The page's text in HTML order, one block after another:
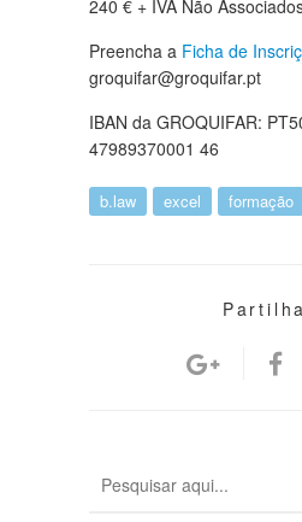
240 € + IVA Não
Preencha a Ficha de
groquifar@groquifar.pt
IBAN da GROQUIFAR:
47989370001 46
b.law excel formação